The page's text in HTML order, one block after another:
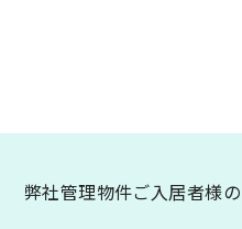
弊社管理物件ご入居者様の